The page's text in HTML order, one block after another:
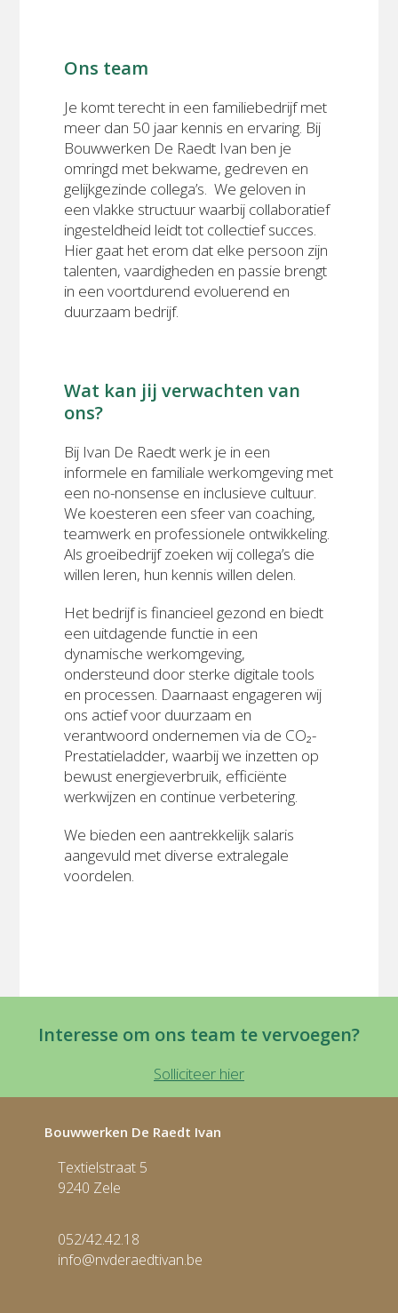
Ons team
Je komt terecht in een familiebedrijf met
meer dan 50 jaar kennis en ervaring. Bij
Bouwwerken De Raedt Ivan ben je
omringd met bekwame, gedreven en
gelijkgezinde collega’s. We geloven in
een vlakke structuur waarbij collaboratief
ingesteldheid leidt tot collectief succes.
Hier gaat het erom dat elke persoon zijn
talenten, vaardigheden en passie brengt
in een voortdurend evoluerend en
duurzaam bedrijf.
Wat kan jij verwachten van
ons?
Bij Ivan De Raedt werk je in een
informele en familiale werkomgeving met
een no-nonsense en inclusieve cultuur.
We koesteren een sfeer van coaching,
teamwerk en professionele ontwikkeling.
Als groeibedrijf zoeken wij collega’s die
willen leren, hun kennis willen delen.
Het bedrijf is financieel gezond en biedt
een uitdagende functie in een
dynamische werkomgeving,
ondersteund door sterke digitale tools
en processen. Daarnaast engageren wij
ons actief voor duurzaam en
verantwoord ondernemen via de CO₂-
Prestatieladder, waarbij we inzetten op
bewust energieverbruik, efficiënte
werkwijzen en continue verbetering.
We bieden een aantrekkelijk salaris
aangevuld met diverse extralegale
voordelen.
Interesse om ons team te vervoegen?
Solliciteer hier
Bouwwerken De Raedt Ivan
Textielstraat 5
9240 Zele
052/42.42.18
info@nvderaedtivan.be